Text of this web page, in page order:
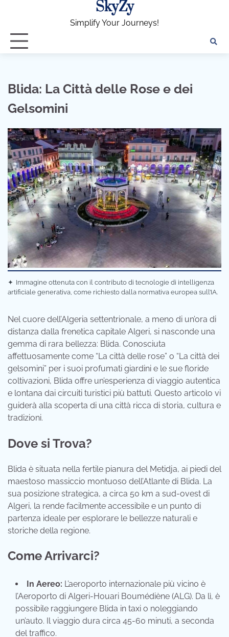
SkyZy
Simplify Your Journeys!
Blida: La Città delle Rose e dei
Gelsomini
✦ Immagine ottenuta con il contributo di tecnologie di intelligenza
artificiale generativa, come richiesto dalla normativa europea sull’IA.
Nel cuore dell’Algeria settentrionale, a meno di un’ora di
distanza dalla frenetica capitale Algeri, si nasconde una
gemma di rara bellezza: Blida. Conosciuta
affettuosamente come “La città delle rose” o “La città dei
gelsomini” per i suoi profumati giardini e le sue floride
coltivazioni, Blida offre un’esperienza di viaggio autentica
e lontana dai circuiti turistici più battuti. Questo articolo vi
guiderà alla scoperta di una città ricca di storia, cultura e
tradizioni.
Dove si Trova?
Blida è situata nella fertile pianura del Metidja, ai piedi del
maestoso massiccio montuoso dell’Atlante di Blida. La
sua posizione strategica, a circa 50 km a sud-ovest di
Algeri, la rende facilmente accessibile e un punto di
partenza ideale per esplorare le bellezze naturali e
storiche della regione.
Come Arrivarci?
In Aereo: L’aeroporto internazionale più vicino è
l’Aeroporto di Algeri-Houari Boumédiène (ALG). Da lì, è
possibile raggiungere Blida in taxi o noleggiando
un’auto. Il viaggio dura circa 45-60 minuti, a seconda
del traffico.